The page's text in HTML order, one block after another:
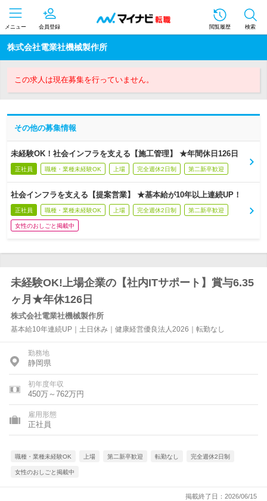
メニュー 会員登録 閲覧履歴 検索
株式会社電業社機械製作所
この求人は現在募集を行っていません。
その他の募集情報
未経験OK！社会インフラを支える【施工管理】 ★年間休日126日
正社員 職種・業種未経験OK 上場 完全週休2日制 第二新卒歓迎
社会インフラを支える【提案営業】 ★基本給が10年以上連続UP！
正社員 職種・業種未経験OK 上場 完全週休2日制 第二新卒歓迎
女性のおしごと掲載中
未経験OK!上場企業の【社内ITサポート】賞与6.35
ヶ月★年休126日
株式会社電業社機械製作所
基本給10年連続UP｜土日休み｜健康経営優良法人2026｜転勤なし
勤務地
静岡県
初年度年収
450万～762万円
雇用形態
正社員
職種・業種未経験OK 上場 第二新卒歓迎 転勤なし 完全週休2日制
女性のおしごと掲載中
掲載終了日：2026/06/15